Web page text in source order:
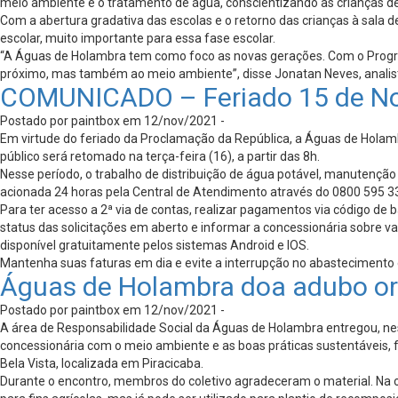
Com a abertura gradativa das escolas e o retorno das crianças à sala
escolar, muito importante para essa fase escolar.
“A Águas de Holambra tem como foco as novas gerações. Com o
próximo, mas também ao meio ambiente”, disse Jonatan Neves,
COMUNICADO – Feriado 15 de
Postado por paintbox em 12/nov/2021 -
Em virtude do feriado da Proclamação da República, a Águas de
público será retomado na terça-feira (16), a partir das 8h.
Nesse período, o trabalho de distribuição de água potável,
acionada 24 horas pela Central de Atendimento através do 0800 595
Para ter acesso a 2ª via de contas, realizar pagamentos via código
status das solicitações em aberto e informar a concessionária sobre
disponível gratuitamente pelos sistemas Android e IOS.
Mantenha suas faturas em dia e evite a interrupção no abastecimento
Águas de Holambra doa adubo
Postado por paintbox em 12/nov/2021 -
A área de Responsabilidade Social da Águas de Holambra entregou,
concessionária com o meio ambiente e as boas práticas
Bela Vista, localizada em Piracicaba.
Durante o encontro, membros do coletivo agradeceram o material.